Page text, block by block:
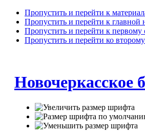
Пропустить и перейти к
Пропустить и перейти к главной
Пропустить и перейти к первому
Пропустить и перейти ко
Новочеркасское